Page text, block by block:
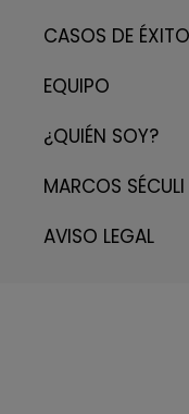
CASOS DE ÉXITO
EQUIPO
¿QUIÉN SOY?
MARCOS
AVISO LEGAL